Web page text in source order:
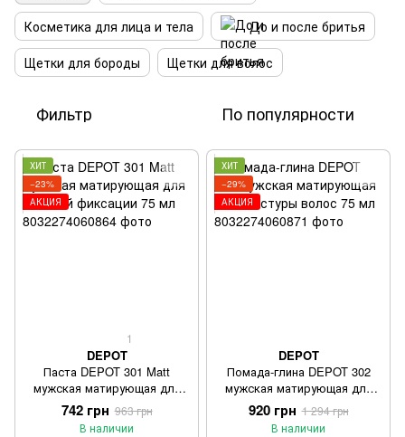
Косметика для лица и тела
До и после бритья
Щетки для бороды
Щетки для волос
Фильтр По популярности
ХИТ
−23%
АКЦИЯ
1
DEPOT
Паста DEPOT 301 Matt
мужская матирующая для
сильной фиксации 75 мл
742 грн 963 грн
В наличии
ХИТ
−29%
АКЦИЯ
DEPOT
Помада-глина DEPOT 302
мужская матирующая для
текстуры волос 75 мл
920 грн 1 294 грн
В наличии